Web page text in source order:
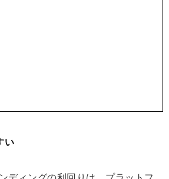
い